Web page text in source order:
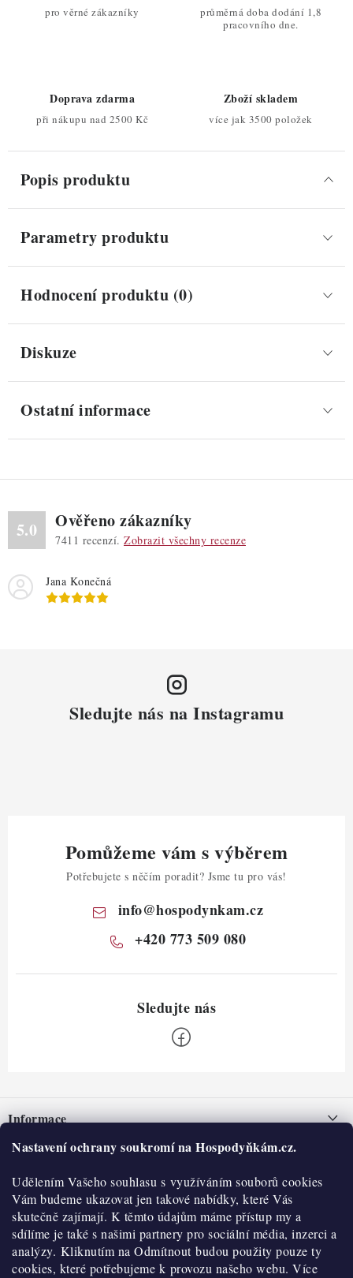
Nastavení ochrany soukromí na Hospodyňkám.cz.
Udělením Vašeho souhlasu s využíváním souborů cookies
Vám budeme ukazovat jen takové nabídky, které Vás
skutečně zajímají. K těmto údajům máme přístup my a
sdílíme je také s našimi partnery pro sociální média, inzerci a
analýzy. Kliknutím na Odmítnout budou použity pouze ty
cookies, které potřebujeme k provozu našeho webu. Více
pro věrné zákazníky
průměrná doba dodání 1,8
pracovního dne.
Doprava zdarma
při nákupu nad 2500 Kč
Zboží skladem
více jak 3500 položek
Popis produktu
Parametry produktu
Hodnocení produktu (0)
Diskuze
Ostatní informace
5.0 Ověřeno zákazníky
7411 recenzí. Zobrazit všechny recenze
Jana Konečná
Sledujte nás na Instagramu
Pomůžeme vám s výběrem
Potřebujete s něčím poradit? Jsme tu pro vás!
info@hospodynkam.cz
+420 773 509 080
pInformace
Nepřevzetí zásilky na dobírku
Obchodní podmínky
Hodnocení obchodu
Blog
Moje objednávka
O nás
Historie
Kontakty
O nákupu
Reklamace a vratky
Výdejní místa